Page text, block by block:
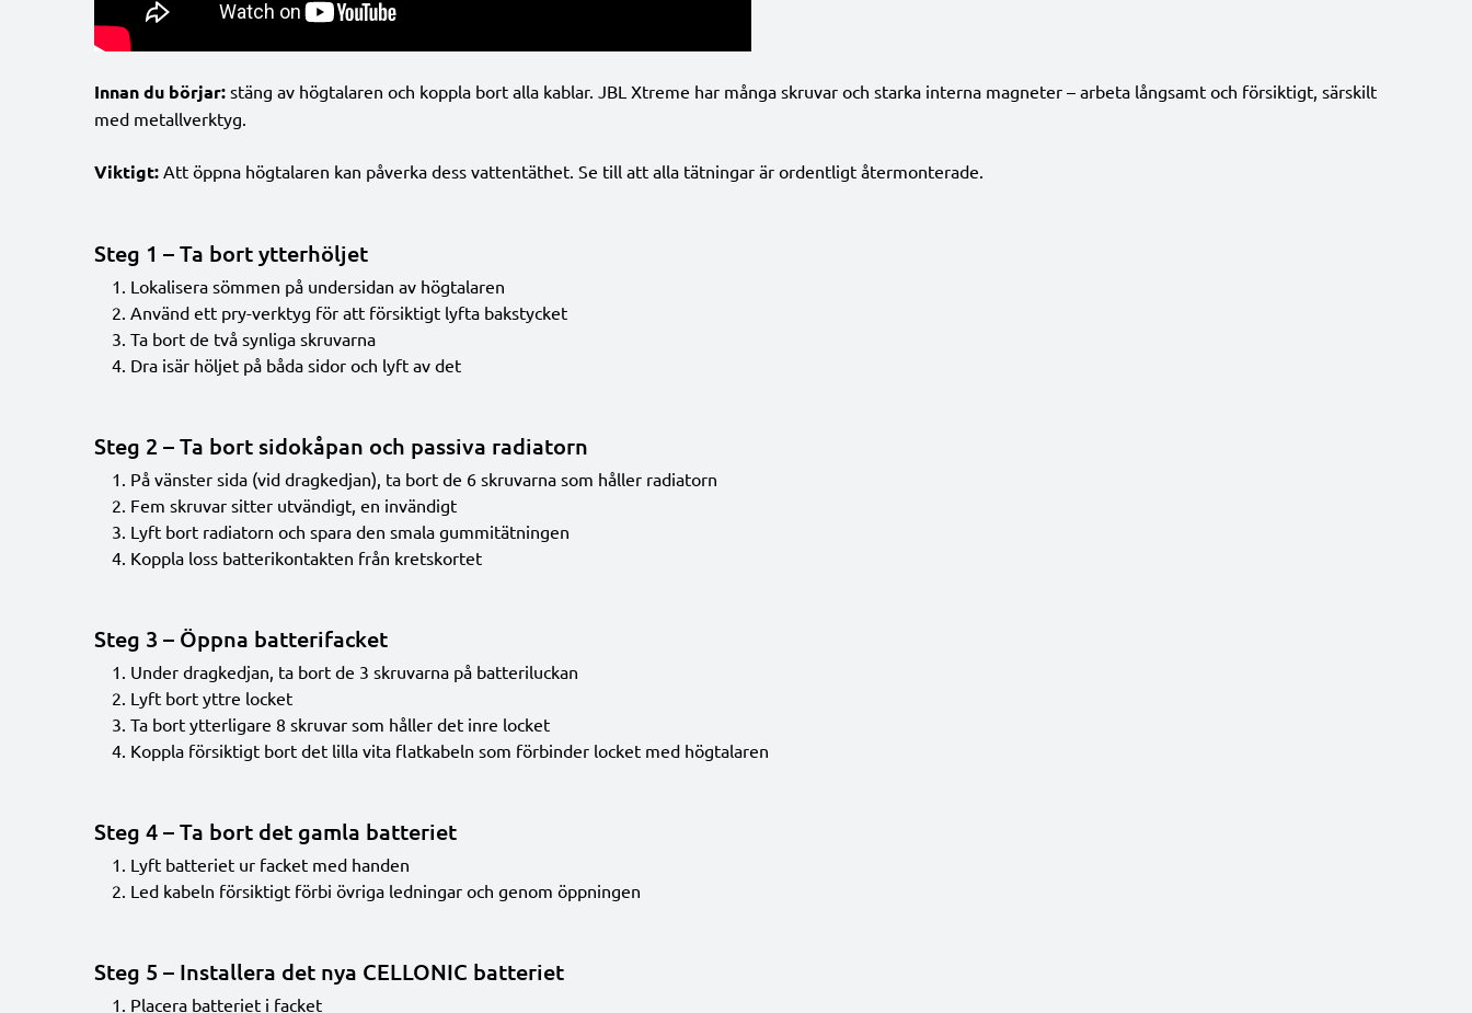
Innan du börjar: stäng av högtalaren och koppla bort alla kablar. JBL Xtreme har många skruvar och starka interna magneter – arbeta långsamt och försiktigt, särskilt
med metallverktyg.
Viktigt: Att öppna högtalaren kan påverka dess vattentäthet. Se till att alla tätningar är ordentligt återmonterade.
Steg 1 – Ta bort ytterhöljet
Lokalisera sömmen på undersidan av högtalaren
Använd ett pry-verktyg för att försiktigt lyfta bakstycket
Ta bort de två synliga skruvarna
Dra isär höljet på båda sidor och lyft av det
Steg 2 – Ta bort sidokåpan och passiva radiatorn
På vänster sida (vid dragkedjan), ta bort de 6 skruvarna som håller radiatorn
Fem skruvar sitter utvändigt, en invändigt
Lyft bort radiatorn och spara den smala gummitätningen
Koppla loss batterikontakten från kretskortet
Steg 3 – Öppna batterifacket
Under dragkedjan, ta bort de 3 skruvarna på batteriluckan
Lyft bort yttre locket
Ta bort ytterligare 8 skruvar som håller det inre locket
Koppla försiktigt bort det lilla vita flatkabeln som förbinder locket med högtalaren
Steg 4 – Ta bort det gamla batteriet
Lyft batteriet ur facket med handen
Led kabeln försiktigt förbi övriga ledningar och genom öppningen
Steg 5 – Installera det nya CELLONIC batteriet
Placera batteriet i facket